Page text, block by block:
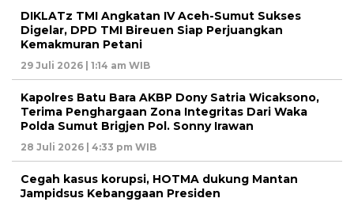
DIKLATz TMI Angkatan IV Aceh-Sumut Sukses
Digelar, DPD TMI Bireuen Siap Perjuangkan
Kemakmuran Petani
29 Juli 2026 | 1:14 am WIB
Kapolres Batu Bara AKBP Dony Satria Wicaksono,
Terima Penghargaan Zona Integritas Dari Waka
Polda Sumut Brigjen Pol. Sonny Irawan
28 Juli 2026 | 4:33 pm WIB
Cegah kasus korupsi, HOTMA dukung Mantan
Jampidsus Kebanggaan Presiden